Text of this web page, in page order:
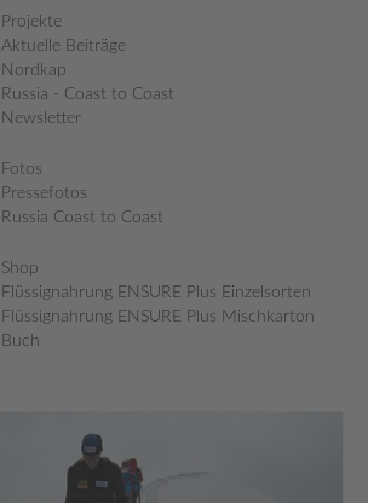
Projekte
Aktuelle Beiträge
Nordkap
Russia - Coast to Coast
Newsletter
Fotos
Pressefotos
Russia Coast to Coast
Shop
Flüssignahrung ENSURE Plus Einzelsorten
Flüssignahrung ENSURE Plus Mischkarton
Buch